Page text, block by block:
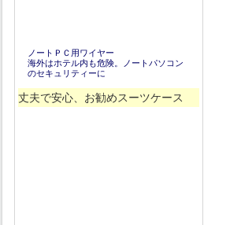
ノートＰＣ用ワイヤー
海外はホテル内も危険。ノートパソコン
のセキュリティーに
丈夫で安心、お勧めスーツケース